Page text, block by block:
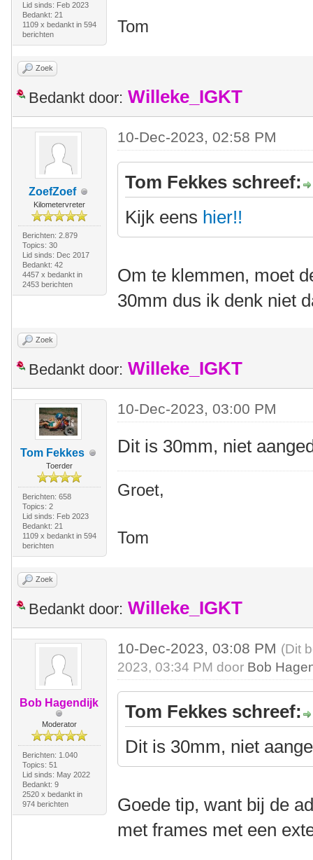
Lid sinds: Feb 2023
Bedankt: 21
1109 x bedankt in 594
berichten
Tom
Zoek
Bedankt door: Willeke_IGKT
ZoefZoef
Kilometervreter
Berichten: 2.879
Topics: 30
Lid sinds: Dec 2017
Bedankt: 42
4457 x bedankt in
2453 berichten
10-Dec-2023, 02:58 PM
Tom Fekkes schreef:
Kijk eens hier!!
Om te klemmen, moet
30mm dus ik denk niet
Zoek
Bedankt door: Willeke_IGKT
Tom Fekkes
Toerder
Berichten: 658
Topics: 2
Lid sinds: Feb 2023
Bedankt: 21
1109 x bedankt in 594
berichten
10-Dec-2023, 03:00 PM
Dit is 30mm, niet
Groet,
Tom
Zoek
Bedankt door: Willeke_IGKT
Bob Hagendijk
Moderator
Berichten: 1.040
Topics: 51
Lid sinds: May 2022
Bedankt: 9
2520 x bedankt in
974 berichten
10-Dec-2023, 03:08 PM (Dit
2023, 03:34 PM door Bob
Tom Fekkes schreef:
Dit is 30mm, niet
Goede tip, want bij de
met frames met een